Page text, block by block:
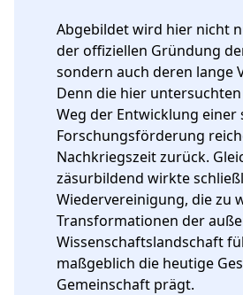
Abgebildet wird hier nicht
der offiziellen Gründung
sondern auch deren lange
Denn die hier
Weg der Entwicklung einer
Forschungsförderung
Nachkriegszeit zurück.
zäsurbildend wirkte
Wiedervereinigung, die zu
Transformationen der
Wissenschaftslandschaft
maßgeblich die heutige
Gemeinschaft prägt.